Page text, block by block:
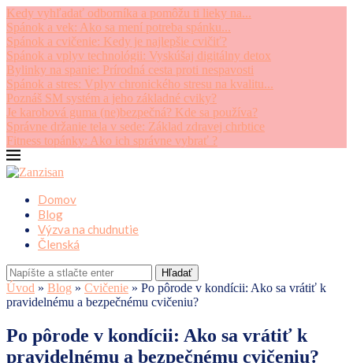
Kedy vyhľadať odborníka a pomôžu ti lieky na...
Spánok a vek: Ako sa mení potreba spánku...
Spánok a cvičenie: Kedy je najlepšie cvičiť?
Spánok a vplyv technológii: Vyskúšaj digitálny detox
Bylinky na spanie: Prírodná cesta proti nespavosti
Spánok a stres: Vplyv chronického stresu na kvalitu...
Poznáš SM systém a jeho základné cviky?
Je karobová guma (ne)bezpečná? Kde sa používa?
Správne držanie tela v sede: Základ zdravej chrbtice
Fitness topánky: Ako ich správne vybrať ?
Domov
Blog
Výzva na chudnutie
Členská
Hľadať
Úvod » Blog » Cvičenie » Po pôrode v kondícii: Ako sa vrátiť k
pravidelnému a bezpečnému cvičeniu?
Po pôrode v kondícii: Ako sa vrátiť k
pravidelnému a bezpečnému cvičeniu?